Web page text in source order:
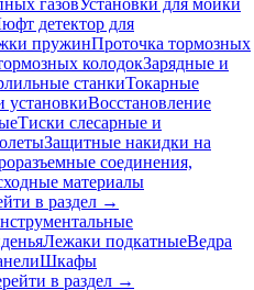
газовУстановки для мойки
детектор для
пружинПроточка тормозных
колодокЗарядные и
станкиТокарные
установкиВосстановление
Тиски слесарные и
Защитные накидки на
соединения,
материалы
в раздел →
Лежаки подкатныеВедра
Шкафы
в раздел →